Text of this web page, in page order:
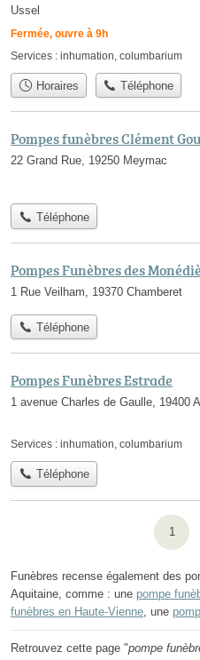
Ussel
Fermée, ouvre à 9h
Services : inhumation, columbarium
Horaires Téléphone
Pompes funèbres Clément
22 Grand Rue, 19250 Meymac
Téléphone
Pompes Funèbres des
1 Rue Veilham, 19370 Chamberet
Téléphone
Pompes Funèbres Estrade
1 avenue Charles de Gaulle, 19400
Services : inhumation, columbarium
Téléphone
1
Funèbres recense également des
Aquitaine, comme : une pompe
funèbres en Haute-Vienne , une
Retrouvez cette page "pompe